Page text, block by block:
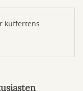
kuffertens